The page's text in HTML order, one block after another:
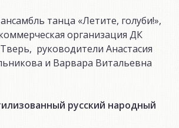
танца «Летите, голуби!»,
организация ДК
руководители Анастасия
и Варвара Витальевна
русский народный